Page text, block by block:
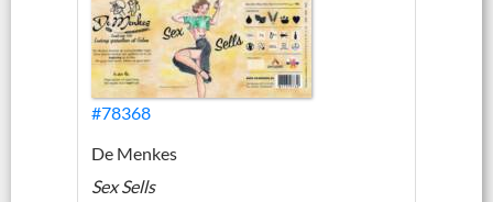
#78368
De Menkes
Sex Sells